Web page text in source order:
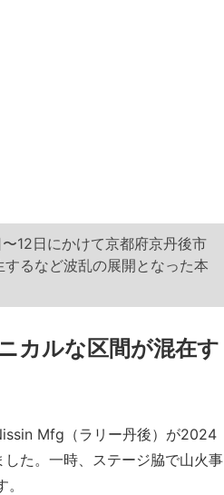
12日にかけて京都府京丹後市
るなど波乱の展開となった本
カルな区間が混在す
Mfg（ラリー丹後）が2024
た。一時、ステージ脇で山火事